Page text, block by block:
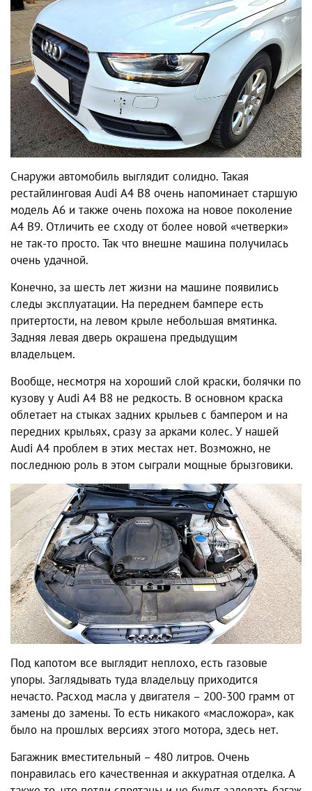
Снаружи автомобиль выглядит солидно. Такая
рестайлинговая Audi A4 B8 очень напоминает старшую
модель A6 и также очень похожа на новое поколение
A4 B9. Отличить ее сходу от более новой «четверки»
не так-то просто. Так что внешне машина получилась
очень удачной.
Конечно, за шесть лет жизни на машине появились
следы эксплуатации. На переднем бампере есть
притертости, на левом крыле небольшая вмятинка.
Задняя левая дверь окрашена предыдущим
владельцем.
Вообще, несмотря на хороший слой краски, болячки по
кузову у Audi A4 B8 не редкость. В основном краска
облетает на стыках задних крыльев с бампером и на
передних крыльях, сразу за арками колес. У нашей
Audi A4 проблем в этих местах нет. Возможно, не
последнюю роль в этом сыграли мощные брызговики.
Под капотом все выглядит неплохо, есть газовые
упоры. Заглядывать туда владельцу приходится
нечасто. Расход масла у двигателя – 200-300 грамм от
замены до замены. То есть никакого «масложора», как
было на прошлых версиях этого мотора, здесь нет.
Багажник вместительный – 480 литров. Очень
понравилась его качественная и аккуратная отделка. А